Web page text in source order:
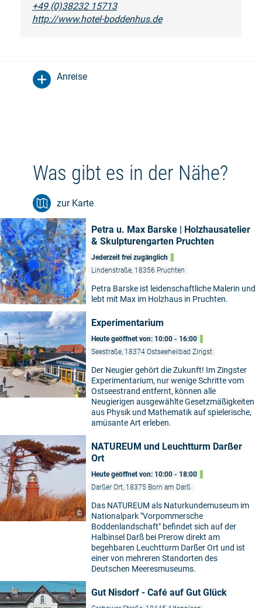
+49 (0)38232 15713
http://www.hotel-boddenhus.de
Anreise
Was gibt es in der Nähe?
zur Karte
Petra u. Max Barske | Holzhausatelier
& Skulpturengarten Pruchten
Jederzeit frei zugänglich
Lindenstraße, 18356 Pruchten
Petra Barske ist leidenschaftliche Malerin und
lebt mit Max im Holzhaus in Pruchten.
©
Experimentarium
Heute geöffnet von: 10:00 - 16:00
Seestraße, 18374 Ostseeheilbad Zingst
Der Neugier gehört die Zukunft! Im Zingster
Experimentarium, nur wenige Schritte vom
Ostseestrand entfernt, können alle
Neugierigen ausgewählte Gesetzmäßigkeiten
aus Physik und Mathematik auf spielerische,
amüsante Art erleben.
©
NATUREUM und Leuchtturm Darßer
Ort
Heute geöffnet von: 10:00 - 18:00
Darßer Ort, 18375 Born am Darß
Das NATUREUM als Naturkundemuseum im
Nationalpark "Vorpommersche
Boddenlandschaft" befindet sich auf der
Halbinsel Darß bei Prerow direkt am
begehbaren Leuchtturm Darßer Ort und ist
einer von mehreren Standorten des
Deutschen Meeresmuseums.
Gut Nisdorf - Café auf Gut Glück